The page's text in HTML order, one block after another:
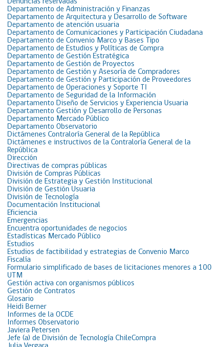
Departamento de Administración y Finanzas
Departamento de Arquitectura y Desarrollo de Software
Departamento de atención usuaria
Departamento de Comunicaciones y Participación Ciudadana
Departamento de Convenio Marco y Bases Tipo
Departamento de Estudios y Políticas de Compra
Departamento de Gestión Estratégica
Departamento de Gestión de Proyectos
Departamento de Gestión y Asesoría de Compradores
Departamento de Gestión y Participación de Proveedores
Departamento de Operaciones y Soporte TI
Departamento de Seguridad de la Información
Departamento Diseño de Servicios y Experiencia Usuaria
Departamento Gestión y Desarrollo de Personas
Departamento Mercado Público
Departamento Observatorio
Dictámenes Contraloría General de la República
Dictámenes e instructivos de la Contraloría General de la
República
Dirección
Directivas de compras públicas
División de Compras Públicas
División de Estrategia y Gestión Institucional
División de Gestión Usuaria
División de Tecnología
Documentación Institucional
Eficiencia
Emergencias
Encuentra oportunidades de negocios
Estadísticas Mercado Público
Estudios
Estudios de factibilidad y estrategias de Convenio Marco
Fiscalía
Formulario simplificado de bases de licitaciones menores a 100
UTM
Gestión activa con organismos públicos
Gestión de Contratos
Glosario
Heidi Berner
Informes de la OCDE
Informes Observatorio
Javiera Petersen
Jefe (a) de División de Tecnología ChileCompra